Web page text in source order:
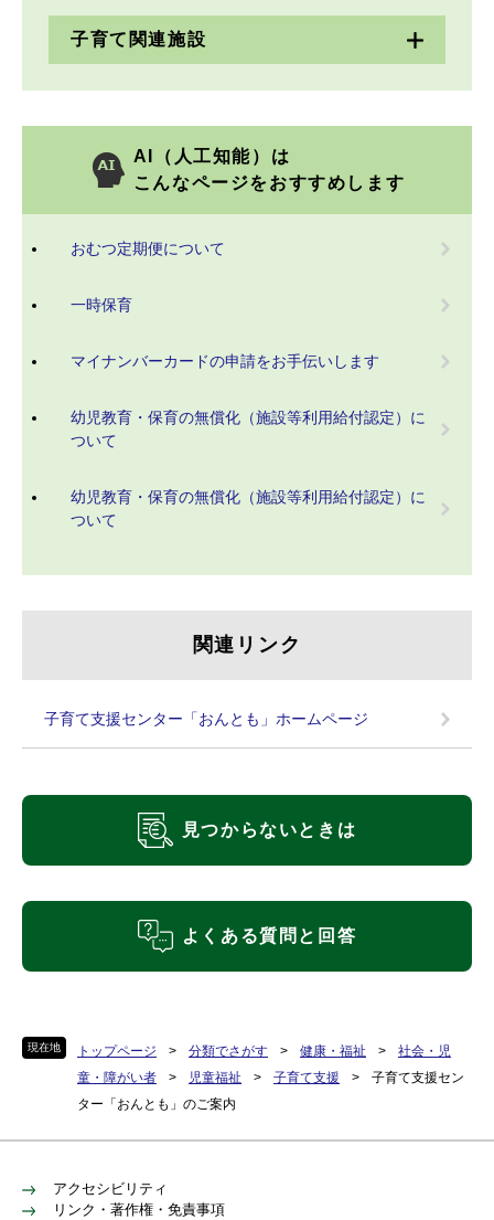
現在地 トップページ > 分類でさがす > 健康・福祉 >
社会・児
童・障がい者
> 児童福祉 > 子育て支援 >
子育て支援セン
ター「おんとも」のご案内
子育て関連施設
AI（人工知能）は
こんなページをおすすめします
おむつ定期便について
一時保育
マイナンバーカードの申請をお手伝いします
幼児教育・保育の無償化（施設等利用給付認定）に
ついて
幼児教育・保育の無償化（施設等利用給付認定）に
ついて
関連リンク
子育て支援センター「おんとも」ホームページ
見つからないときは
よくある質問と回答
アクセシビリティ
リンク・著作権・免責事項